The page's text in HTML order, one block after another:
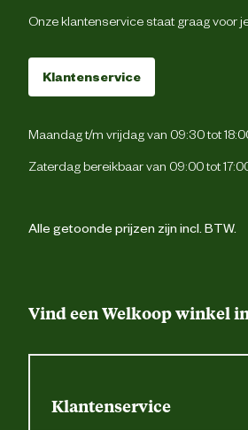
Onze klantenservice staat graag voor
Klantenservice
Maandag t/m vrijdag van 09:30 tot
Zaterdag bereikbaar van 09:00 tot
Alle getoonde prijzen zijn incl. BTW.
Vind een Welkoop winkel
Klantenservice